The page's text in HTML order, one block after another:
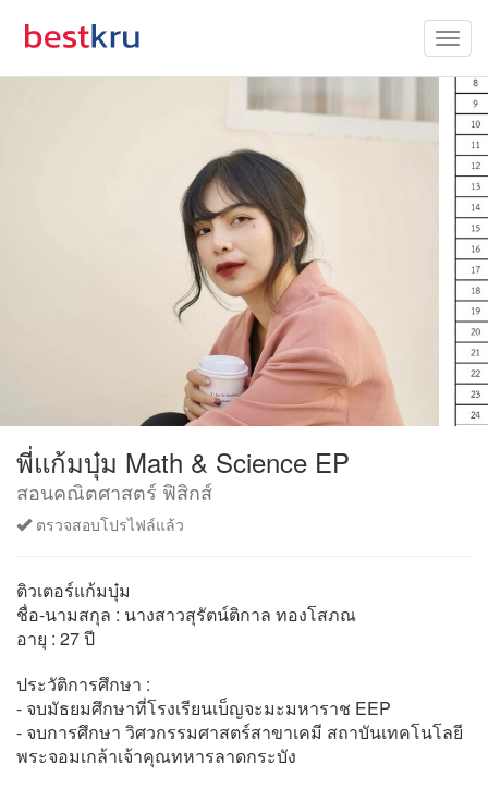
พี่แก้มบุ๋ม Math & Science EP
สอนคณิตศาสตร์ ฟิสิกส์
ตรวจสอบโปรไฟล์แล้ว
ติวเตอร์แก้มบุ๋ม
ชื่อ-นามสกุล : นางสาวสุรัตน์ติกาล ทองโสภณ
อายุ : 27 ปี
ประวัติการศึกษา :
- จบมัธยมศึกษาที่โรงเรียนเบ็ญจะมะมหาราช EEP
- จบการศึกษา วิศวกรรมศาสตร์สาขาเคมี สถาบันเทคโนโลยี
พระจอมเกล้าเจ้าคุณทหารลาดกระบัง